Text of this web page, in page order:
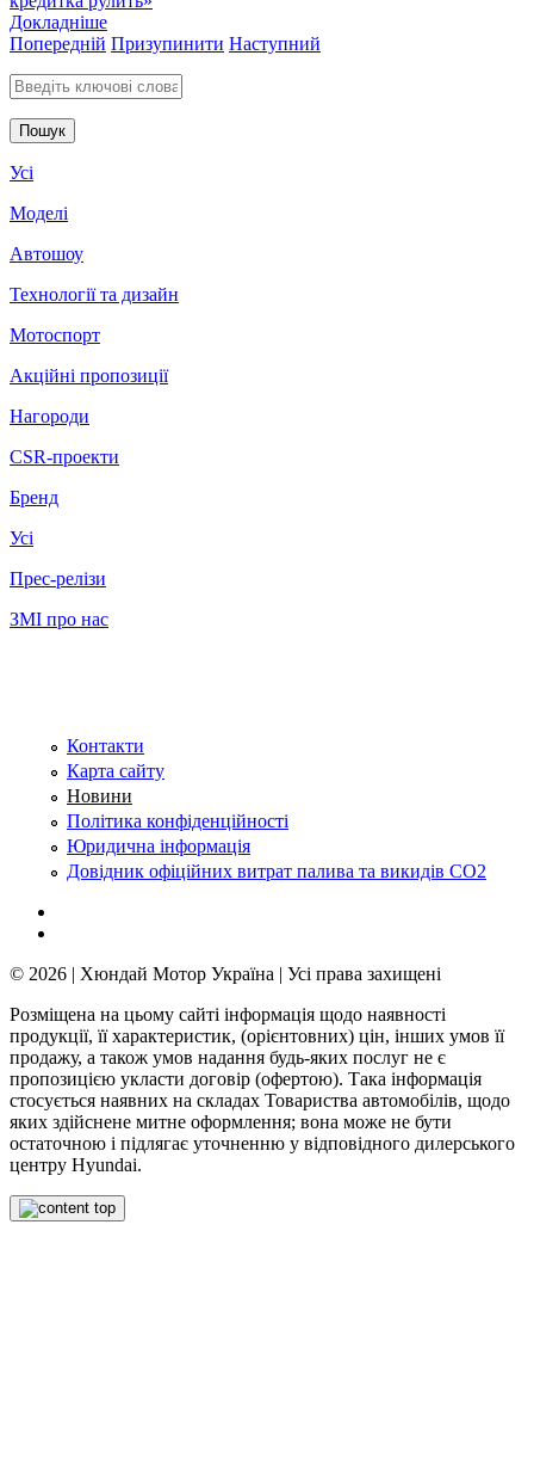
Докладніше
Попередній Призупинити Наступний
Введіть ключові слова для пошуку
Усі
Моделі
Автошоу
Технології та дизайн
Мотоспорт
Акційні пропозиції
Нагороди
CSR-проекти
Бренд
Усі
Прес-релізи
ЗМІ про нас
Контакти
Карта сайту
Новини
Політика конфіденційності
Юридична інформація
Довідник офіційних витрат палива та викидів СО2
© 2026 | Хюндай Мотор Україна | Усі права захищені
Розміщена на цьому сайті інформація щодо наявності
продукції, її характеристик, (орієнтовних) цін, інших умов її
продажу, а також умов надання будь-яких послуг не є
пропозицією укласти договір (офертою). Така інформація
стосується наявних на складах Товариства автомобілів, щодо
яких здійснене митне оформлення; вона може не бути
остаточною і підлягає уточненню у відповідного дилерського
центру Hyundai.